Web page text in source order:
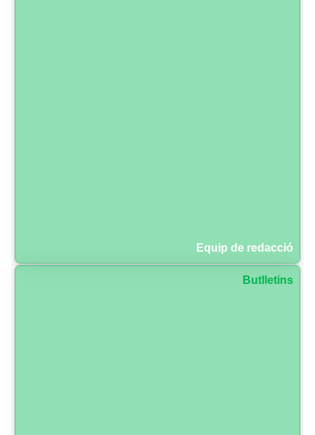
Equip de redacció
Butlletins